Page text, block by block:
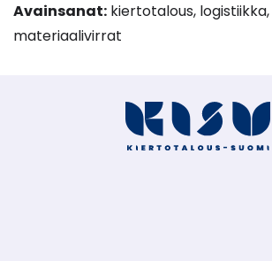
Avainsanat: kiertotalous,
materiaalivirrat